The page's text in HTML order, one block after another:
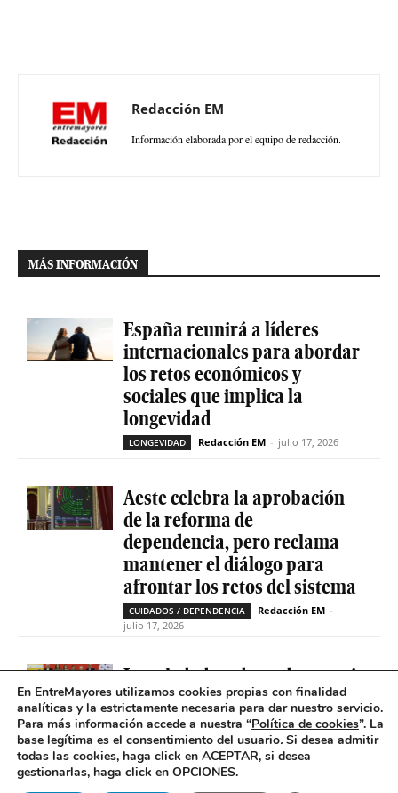
Redacción EM
Información elaborada por el equipo de redacción.
MÁS INFORMACIÓN
España reunirá a líderes
internacionales para abordar
los retos económicos y
sociales que implica la
longevidad
LONGEVIDAD Redacción EM - julio 17, 2026
Aeste celebra la aprobación
de la reforma de
dependencia, pero reclama
mantener el diálogo para
afrontar los retos del sistema
CUIDADOS / DEPENDENCIA Redacción EM -
julio 17, 2026
La soledad no deseada es casi
cinco veces superior entre
personas que tienen
problemas de salud mental
SOLEDAD NO DESEADA Redacción EM
En EntreMayores utilizamos cookies propias con finalidad
analíticas y la estrictamente necesaria para dar nuestro servicio.
Para más información accede a nuestra “Política de cookies”. La
base legítima es el consentimiento del usuario. Si desea admitir
todas las cookies, haga click en ACEPTAR, si desea
gestionarlas, haga click en OPCIONES.